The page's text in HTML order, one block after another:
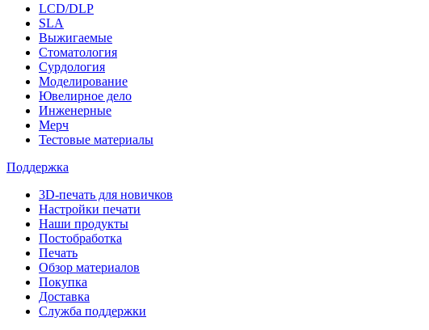
LCD/DLP
SLA
Выжигаемые
Стоматология
Сурдология
Моделирование
Ювелирное дело
Инженерные
Мерч
Тестовые материалы
Поддержка
3D-печать для новичков
Настройки печати
Наши продукты
Постобработка
Печать
Обзор материалов
Покупка
Доставка
Служба поддержки